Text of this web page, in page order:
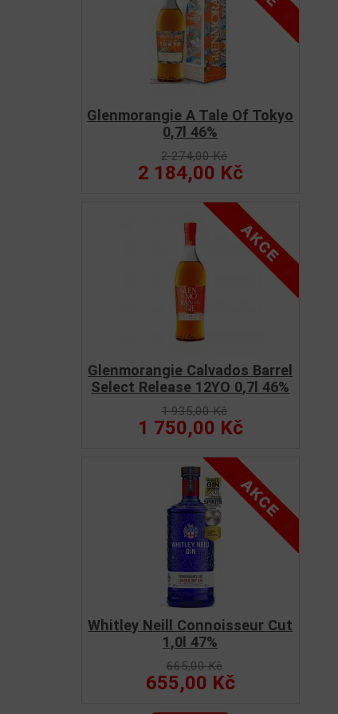
Glenmorangie A Tale Of Tokyo
0,7l 46%
2 274,00 Kč
2 184,00 Kč
Glenmorangie Calvados Barrel
Select Release 12YO 0,7l 46%
1 935,00 Kč
1 750,00 Kč
Whitley Neill Connoisseur Cut
1,0l 47%
665,00 Kč
655,00 Kč